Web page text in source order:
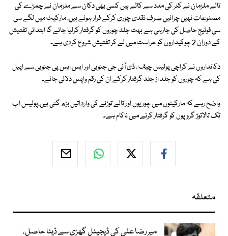
تالے ملزمان نے کٹر کی مدد سے کاٹے ہیں کسی بھی دکان سے ملزمان نے چمڑے کی
مصنوعات نہیں چرائیں صرف نقدی چوری کرکے فرار ہوئے ہیں، مارکیٹ میں لگے سی
سی فوٹیج حاصل کی جارہی ہے بہت جلد چوروں کو گرفتار کرلیا جائے گا ابتدائی تفتیش
کے دوران 2 چوکیداروں کو حراست میں لے کر تفتیش شروع کردی ہے۔
دکانداروں نے کراچی پولیس چیف ، ڈی آئی جی جنوبی اور ایس ایس پی جنوبی سے اپیل
کی ہے کہ چوروں کو جلد از جلد گرفتار کرکے ان کی رقم واپس دلائی جائے۔
واضح رہے کہ مارکیٹوں میں چوریوں اور تالے توڑنے کی وارداتیں بڑھ گئی ہیں،پولیس اب
تک تالاتوڑ گروپوں کو گرفتار کرنے میں ناکام ہے۔
متعلقہ
میر رضا علی کی ڈیجیٹل گھڑی سے ڈیٹا حاصل،